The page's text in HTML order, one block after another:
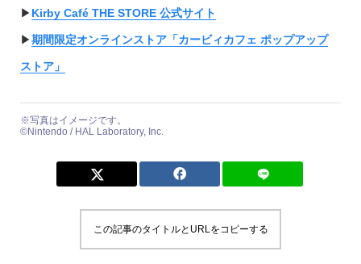
▶︎ Kirby Café THE STORE 公式サイト
▶︎期間限定オンラインストア「カービィカフェ ポップアップ
ストア」
※写真はイメージです。
©Nintendo / HAL Laboratory, Inc.
この記事のタイトルとURLをコピーする